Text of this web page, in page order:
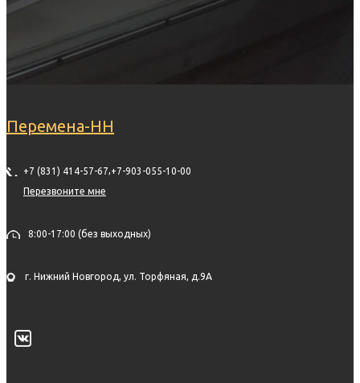
Перемена-НН
+7 (831) 414-57-67,+7-903-055-10-00
Перезвоните мне
8:00-17:00 (без выходных)
г. Нижний Новгород, ул. Торфяная, д.9А